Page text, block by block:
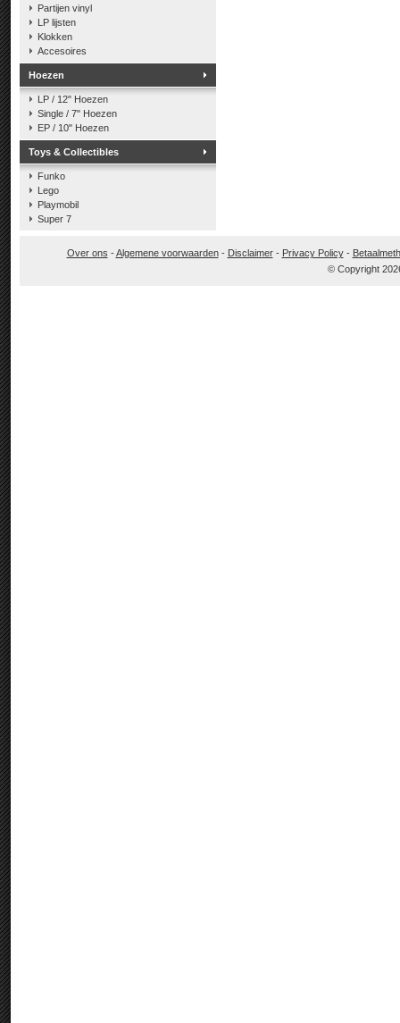
Partijen vinyl
LP lijsten
Klokken
Accesoires
Hoezen
LP / 12" Hoezen
Single / 7" Hoezen
EP / 10" Hoezen
Toys & Collectibles
Funko
Lego
Playmobil
Super 7
Over ons -Algemene voorwaarden- Disclaimer- Privacy Policy-
© Copyright